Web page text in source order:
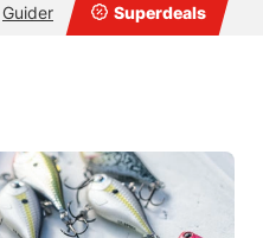
Guider Superdeals